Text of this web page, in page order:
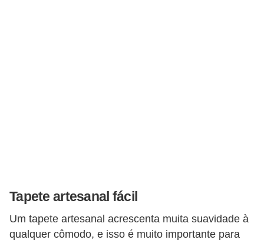
Tapete artesanal fácil
Um tapete artesanal acrescenta muita suavidade à
qualquer cômodo, e isso é muito importante para